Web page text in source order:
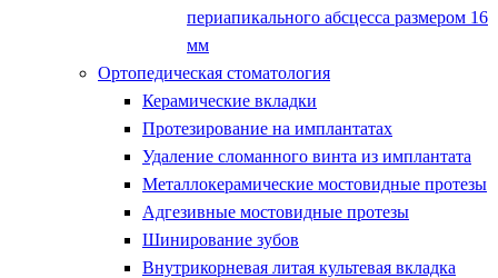
периапикального абсцесса размером 16
мм
Ортопедическая стоматология
Керамические вкладки
Протезирование на имплантатах
Удаление сломанного винта из имплантата
Металлокерамические мостовидные протезы
Адгезивные мостовидные протезы
Шинирование зубов
Внутрикорневая литая культевая вкладка